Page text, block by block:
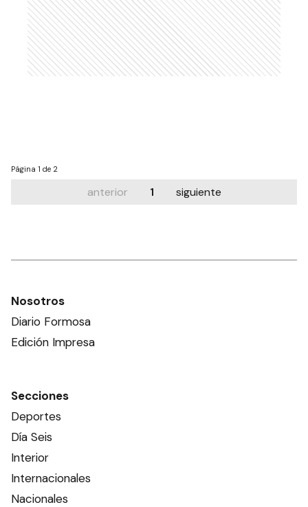
Página 1 de 2
anterior 1 siguiente
Nosotros
Diario Formosa
Edición Impresa
Secciones
Deportes
Día Seis
Interior
Internacionales
Nacionales